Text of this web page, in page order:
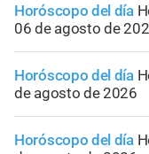
Horóscopo del día
06 de agosto de
Horóscopo del día
de agosto de 2026
Horóscopo del día